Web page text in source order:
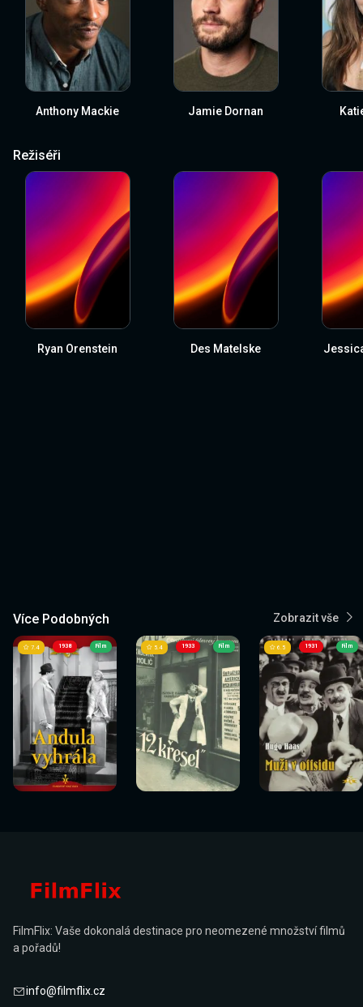
Anthony Mackie Jamie Dornan
Režiséři
Ryan Orenstein Des Matelske
Více Podobných Zobrazit vše
1938
Sledovat
nyní
7.4 Film
Sledovat
nyní
1933
Sledovat
nyní
5.4 Film
Sledovat
nyní
1931
Sledovat
nyní
6.5 Film
Sledovat
FilmFlix: Vaše dokonalá destinace pro neomezené množství filmů
a pořadů!
info@filmflix.cz